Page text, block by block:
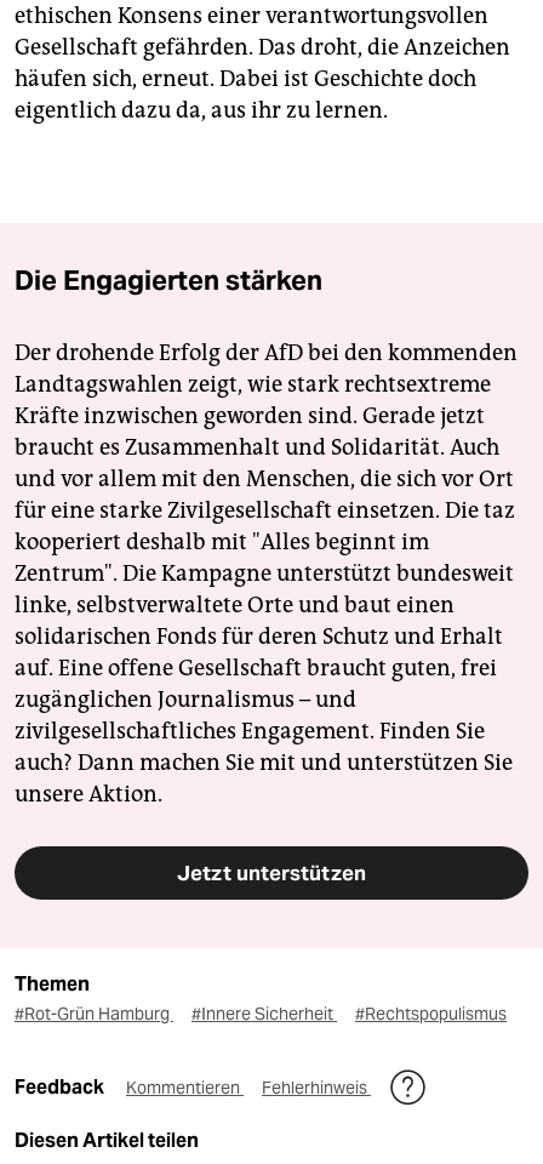
ethischen Konsens einer verantwortungsvollen
Gesellschaft gefährden. Das droht, die Anzeichen
häufen sich, erneut. Dabei ist Geschichte doch
eigentlich dazu da, aus ihr zu lernen.
Die Engagierten stärken
Der drohende Erfolg der AfD bei den kommenden
Landtagswahlen zeigt, wie stark rechtsextreme
Kräfte inzwischen geworden sind. Gerade jetzt
braucht es Zusammenhalt und Solidarität. Auch
und vor allem mit den Menschen, die sich vor Ort
für eine starke Zivilgesellschaft einsetzen. Die taz
kooperiert deshalb mit "Alles beginnt im
Zentrum". Die Kampagne unterstützt bundesweit
linke, selbstverwaltete Orte und baut einen
solidarischen Fonds für deren Schutz und Erhalt
auf. Eine offene Gesellschaft braucht guten, frei
zugänglichen Journalismus – und
zivilgesellschaftliches Engagement. Finden Sie
auch? Dann machen Sie mit und unterstützen Sie
unsere Aktion.
Jetzt unterstützen
Themen
#Rot-Grün Hamburg #Innere Sicherheit #Rechtspopulismus
Feedback Kommentieren Fehlerhinweis
Diesen Artikel teilen